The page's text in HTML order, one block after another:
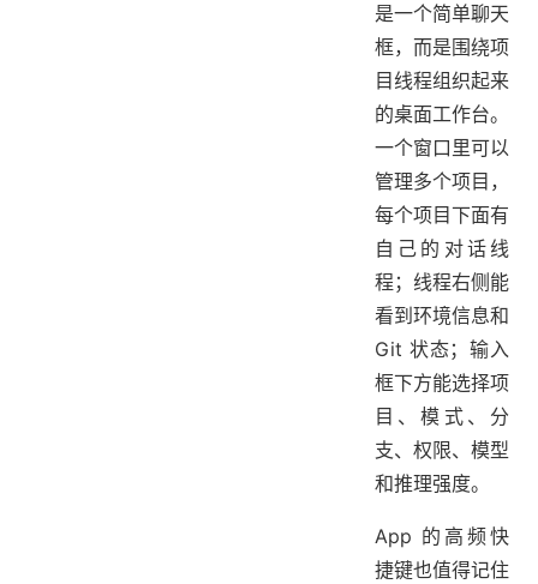
是一个简单聊天
框，而是围绕项
目线程组织起来
的桌面工作台。
一个窗口里可以
管理多个项目，
每个项目下面有
自己的对话线
程；线程右侧能
看到环境信息和
Git 状态；输入
框下方能选择项
目、模式、分
支、权限、模型
和推理强度。
App 的高频快
捷键也值得记住